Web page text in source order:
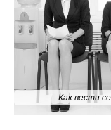
Как вести